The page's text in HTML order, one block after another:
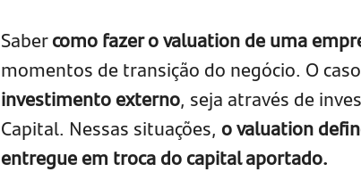
Sabercomo fazer o valuation de uma
momentos de transição do negócio. O
investimento externo, seja através de
Capital. Nessas situações, o valuation
entregue em troca do capital aportado.